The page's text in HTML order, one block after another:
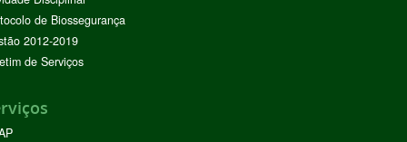
de Biossegurança
2012-2019
de Serviços